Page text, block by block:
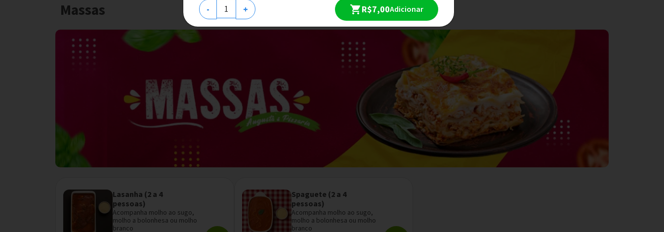
- + R$7,00Adicionar
Massas
Lasanha (2 a 4
pessoas)
Acompanha molho ao sugo,
molho a bolonhesa ou molho
branco
Spaguete (2 a 4
pessoas)
Acompanha molho ao sugo,
molho a bolonhesa ou molho
branco